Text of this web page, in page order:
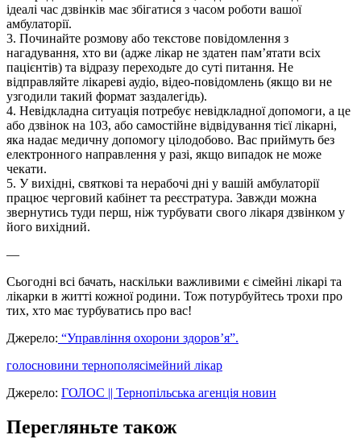
ідеалі час дзвінків має збігатися з часом роботи вашої
амбулаторії.
3. Починайте розмову або текстове повідомлення з
нагадування, хто ви (адже лікар не здатен пам’ятати всіх
пацієнтів) та відразу переходьте до суті питання. Не
відправляйте лікареві аудіо, відео-повідомлень (якщо ви не
узгодили такий формат заздалегідь).
4. Невідкладна ситуація потребує невідкладної допомоги, а це
або дзвінок на 103, або самостійне відвідування тієї лікарні,
яка надає медичну допомогу цілодобово. Вас приймуть без
електронного направлення у разі, якщо випадок не може
чекати.
5. У вихідні, святкові та нерабочі дні у вашій амбулаторії
працює черговий кабінет та реєстратура. Завжди можна
звернутись туди перш, ніж турбувати свого лікаря дзвінком у
його вихідний.
—
Сьогодні всі бачать, наскільки важливими є сімейні лікарі та
лікарки в житті кожної родини. Тож потурбуйтесь трохи про
тих, хто має турбуватись про вас!
Джерело: “Управління охорони здоров’я”.
голосновини тернополясімейний лікар
Джерело: ГОЛОС || Тернопільська агенція новин
Перегляньте також